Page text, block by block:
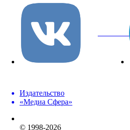
вКонтакте
Издательство
«Медиа Сфера»
© 1998-2026